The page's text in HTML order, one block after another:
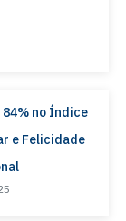
no Índice
e Felicidade